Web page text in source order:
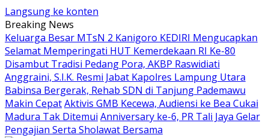
Langsung ke konten
Breaking News
Keluarga Besar MTsN 2 Kanigoro KEDIRI Mengucapkan
Selamat Memperingati HUT Kemerdekaan RI Ke-80
Disambut Tradisi Pedang Pora, AKBP Raswidiati
Anggraini, S.I.K. Resmi Jabat Kapolres Lampung Utara
Babinsa Bergerak, Rehab SDN di Tanjung Pademawu
Makin CepatAktivis GMB Kecewa, Audiensi ke Bea Cukai
Madura Tak Ditemui Anniversary ke-6, PR Tali Jaya Gelar
Pengajian Serta Sholawat Bersama